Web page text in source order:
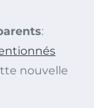
:
nouvelle